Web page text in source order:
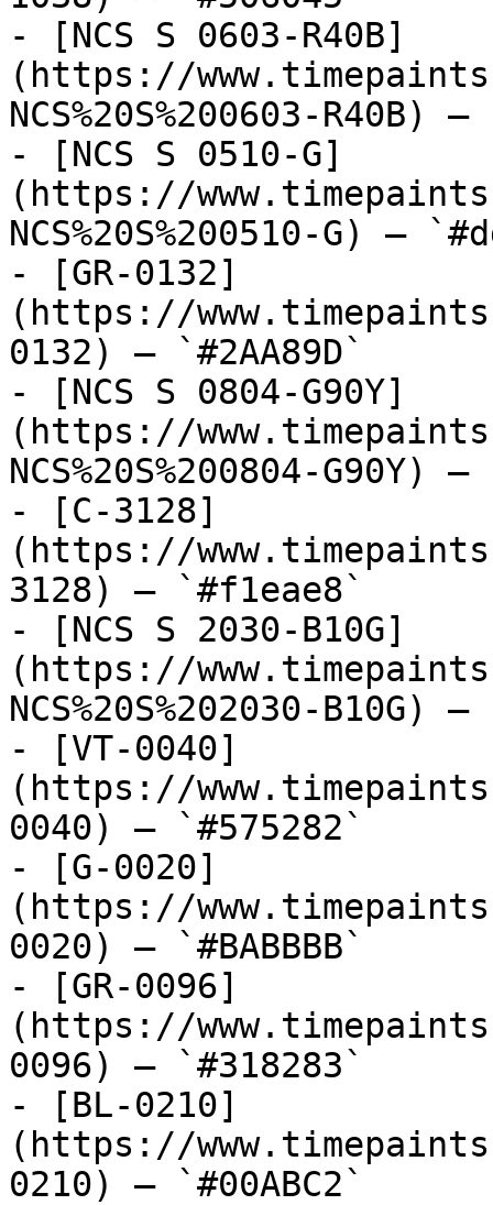
- [NCS S 0603-R40B]
(https://
NCS%20S%200603-R40B)
- [NCS S 0510-G]
(https://
NCS%20S%200510-G) —
- [GR-0132]
(https://
0132) — `#2AA89D`
- [NCS S 0804-G90Y]
(https://
NCS%20S%200804-G90Y)
- [C-3128]
(https://
3128) — `#f1eae8`
- [NCS S 2030-B10G]
(https://
NCS%20S%202030-B10G)
- [VT-0040]
(https://
0040) — `#575282`
- [G-0020]
(https://
0020) — `#BABBBB`
- [GR-0096]
(https://
0096) — `#318283`
- [BL-0210]
(https://
0210) — `#00ABC2`